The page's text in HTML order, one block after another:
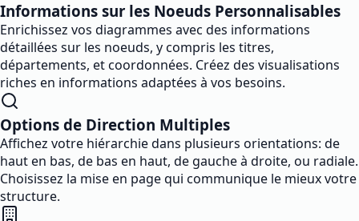
Informations sur les Noeuds Personnalisables
Enrichissez vos diagrammes avec des informations
détaillées sur les noeuds, y compris les titres,
départements, et coordonnées. Créez des visualisations
riches en informations adaptées à vos besoins.
Options de Direction Multiples
Affichez votre hiérarchie dans plusieurs orientations: de
haut en bas, de bas en haut, de gauche à droite, ou radiale.
Choisissez la mise en page qui communique le mieux votre
structure.